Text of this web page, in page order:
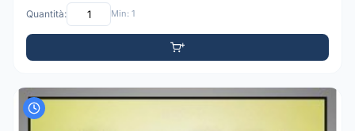
Quantità: Min: 1